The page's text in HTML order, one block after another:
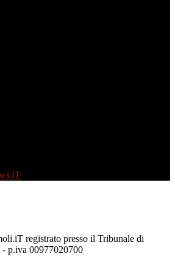
registrato presso il Tribunale di
p.iva 00977020700